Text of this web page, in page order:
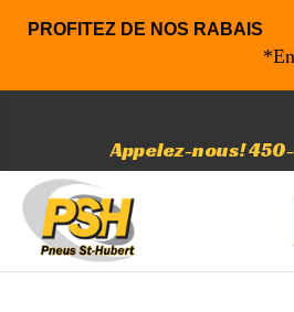
PROFITEZ DE NOS RABAIS
*En
Appelez-nous!